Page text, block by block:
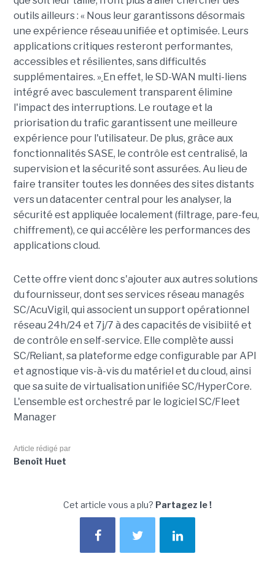
outils ailleurs : « Nous leur garantissons désormais
une expérience réseau unifiée et optimisée. Leurs
applications critiques resteront performantes,
accessibles et résilientes, sans difficultés
supplémentaires. » En effet, le SD-WAN multi-liens
intégré avec basculement transparent élimine
l'impact des interruptions. Le routage et la
priorisation du trafic garantissent une meilleure
expérience pour l'utilisateur. De plus, grâce aux
fonctionnalités SASE, le contrôle est centralisé, la
supervision et la sécurité sont assurées. Au lieu de
faire transiter toutes les données des sites distants
vers un datacenter central pour les analyser, la
sécurité est appliquée localement (filtrage, pare-feu,
chiffrement), ce qui accélère les performances des
applications cloud.
Cette offre vient donc s'ajouter aux autres solutions
du fournisseur, dont ses services réseau managés
SC/AcuVigil, qui associent un support opérationnel
réseau 24h/24 et 7j/7 à des capacités de visibiité et
de contrôle en self-service. Elle complète aussi
SC/Reliant, sa plateforme edge configurable par API
et agnostique vis-à-vis du matériel et du cloud, ainsi
que sa suite de virtualisation unifiée SC/HyperCore.
L'ensemble est orchestré par le logiciel SC/Fleet
Manager
Article rédigé par
Benoît Huet
Cet article vous a plu? Partagez le !